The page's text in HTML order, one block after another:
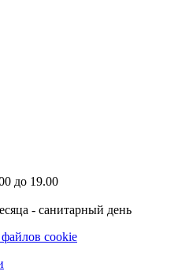
до 19.00
- санитарный день
cookie